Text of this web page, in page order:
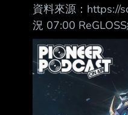
資料來源：https://
況 07:00
https://
v=LK6D6Mo9AKk
靈古堡Ⅳ》，但因
了 09:00 儒烏風
https://